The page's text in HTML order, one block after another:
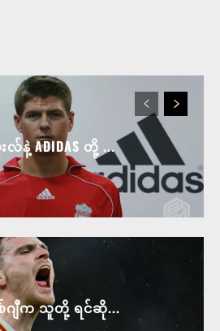
လ်နဲ့ ADIDAS တို့ ...
ျီက သူတို့ ရင်ဆို...